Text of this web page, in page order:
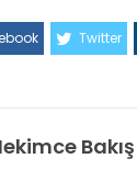
Twitter
Bakış